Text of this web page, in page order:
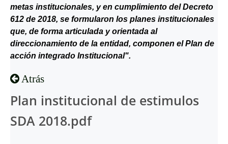
metas institucionales, y en cumplimiento del Decreto
612 de 2018, se formularon los planes institucionales
que, de forma articulada y orientada al
direccionamiento de la entidad, componen el Plan de
acción integrado Institucional".
Atrás
Plan institucional de estimulos
SDA 2018.pdf